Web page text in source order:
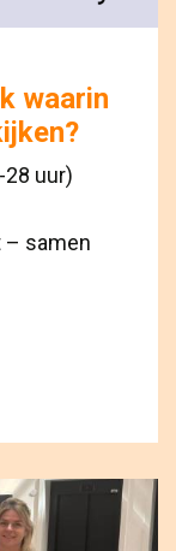
waarin
uur)
– samen